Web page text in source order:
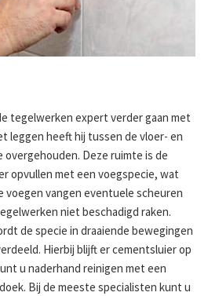
tegelwerken expert verder gaan met
leggen heeft hij tussen de vloer- en
Deze ruimte is de
opvullen met een voegspecie, wat
voegen vangen eventuele scheuren
niet beschadigd raken.
de specie in draaiende bewegingen
Hierbij blijft er cementsluier op
u naderhand reinigen met een
Bij de meeste specialisten kunt u